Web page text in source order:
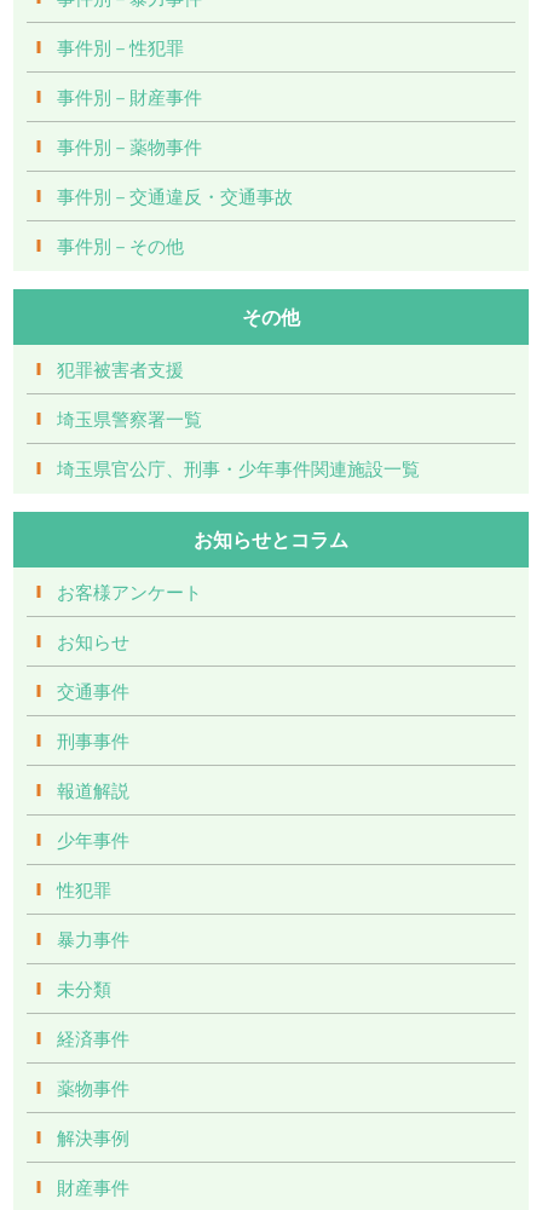
事件別－性犯罪
事件別－財産事件
事件別－薬物事件
事件別－交通違反・交通事故
事件別－その他
その他
犯罪被害者支援
埼玉県警察署一覧
埼玉県官公庁、刑事・少年事件関連施設一覧
お知らせとコラム
お客様アンケート
お知らせ
交通事件
刑事事件
報道解説
少年事件
性犯罪
暴力事件
未分類
経済事件
薬物事件
解決事例
財産事件